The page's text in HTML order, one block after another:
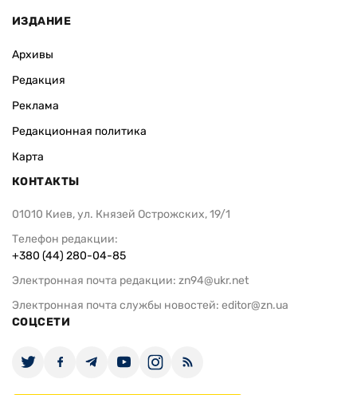
ИЗДАНИЕ
Архивы
Редакция
Реклама
Редакционная политика
Карта
КОНТАКТЫ
01010 Киев, ул. Князей Острожских, 19/1
Телефон редакции:
+380 (44) 280-04-85
Электронная почта редакции: zn94@ukr.net
Электронная почта службы новостей: editor@zn.ua
СОЦСЕТИ